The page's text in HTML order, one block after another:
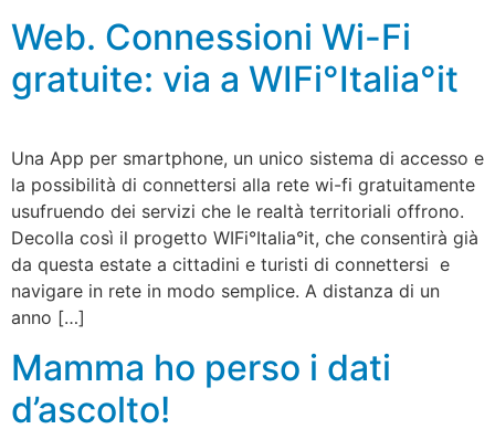
Web. Connessioni Wi-Fi
gratuite: via a WIFi°Italia°it
Una App per smartphone, un unico sistema di accesso e
la possibilità di connettersi alla rete wi-fi gratuitamente
usufruendo dei servizi che le realtà territoriali offrono.
Decolla così il progetto WIFi°Italia°it, che consentirà già
da questa estate a cittadini e turisti di connettersi e
navigare in rete in modo semplice. A distanza di un
anno […]
Mamma ho perso i dati
d’ascolto!